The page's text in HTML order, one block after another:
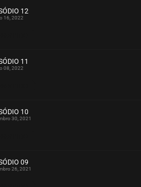
12
16, 2022
11
08, 2022
10
30, 2021
09
26, 2021